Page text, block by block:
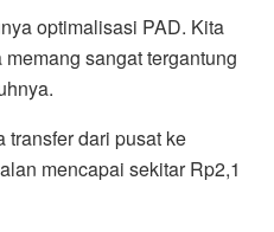
optimalisasi PAD. Kita
sangat tergantung
transfer dari pusat ke
mencapai sekitar Rp2,1